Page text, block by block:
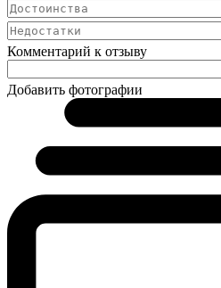
Комментарий к отзыву
Добавить фотографии